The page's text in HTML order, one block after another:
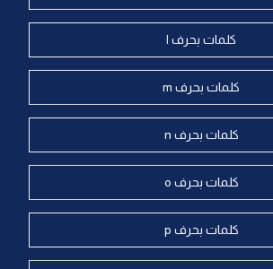
كلمات بحرف l
كلمات بحرف m
كلمات بحرف n
كلمات بحرف o
كلمات بحرف p